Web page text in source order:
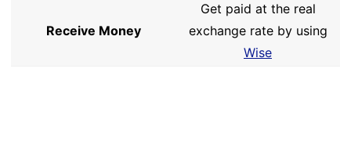
Receive Money
Get paid at the real
exchange rate by using
Wise